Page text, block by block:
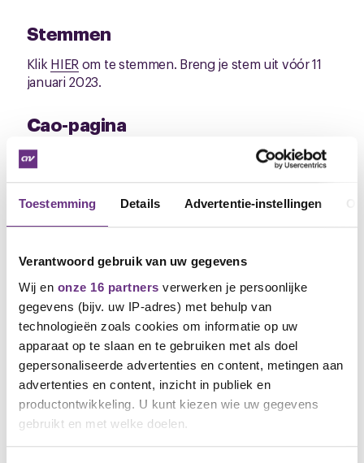
Toestemming Details Advertentie-instellingen
Verantwoord gebruik van uw gegevens
Wij en onze 16 partners verwerken je persoonlijke
gegevens (bijv. uw IP-adres) met behulp van
technologieën zoals cookies om informatie op uw
apparaat op te slaan en te gebruiken met als doel
gepersonaliseerde advertenties en content, metingen aan
advertenties en content, inzicht in publiek en
productontwikkeling. U kunt kiezen wie uw gegevens
gebruikt en met welke doelen.
Stemmen
Klik HIER om te stemmen. Breng je stem uit vóór 11
januari 2023.
Cao-pagina
Wil je reageren of heb je een vraag? Op de cao-
pagina kun je het hele cao-traject volgen en bij alle
HIERom direct naar de cao-pagina te gaan. Ontvang
je deze nieuwsbrief per post, ga dan naar
kopje cao en tik in het zoekveld The Learning
Project in.
Ik wens jullie fijne feestdagen en een geweldig
2023!
Linda Slagter
Bestuurder/onderhandelaar CNV Vakmensen
M: 06 5160 2037
E:l.slagter@cnvvakmensen.nl